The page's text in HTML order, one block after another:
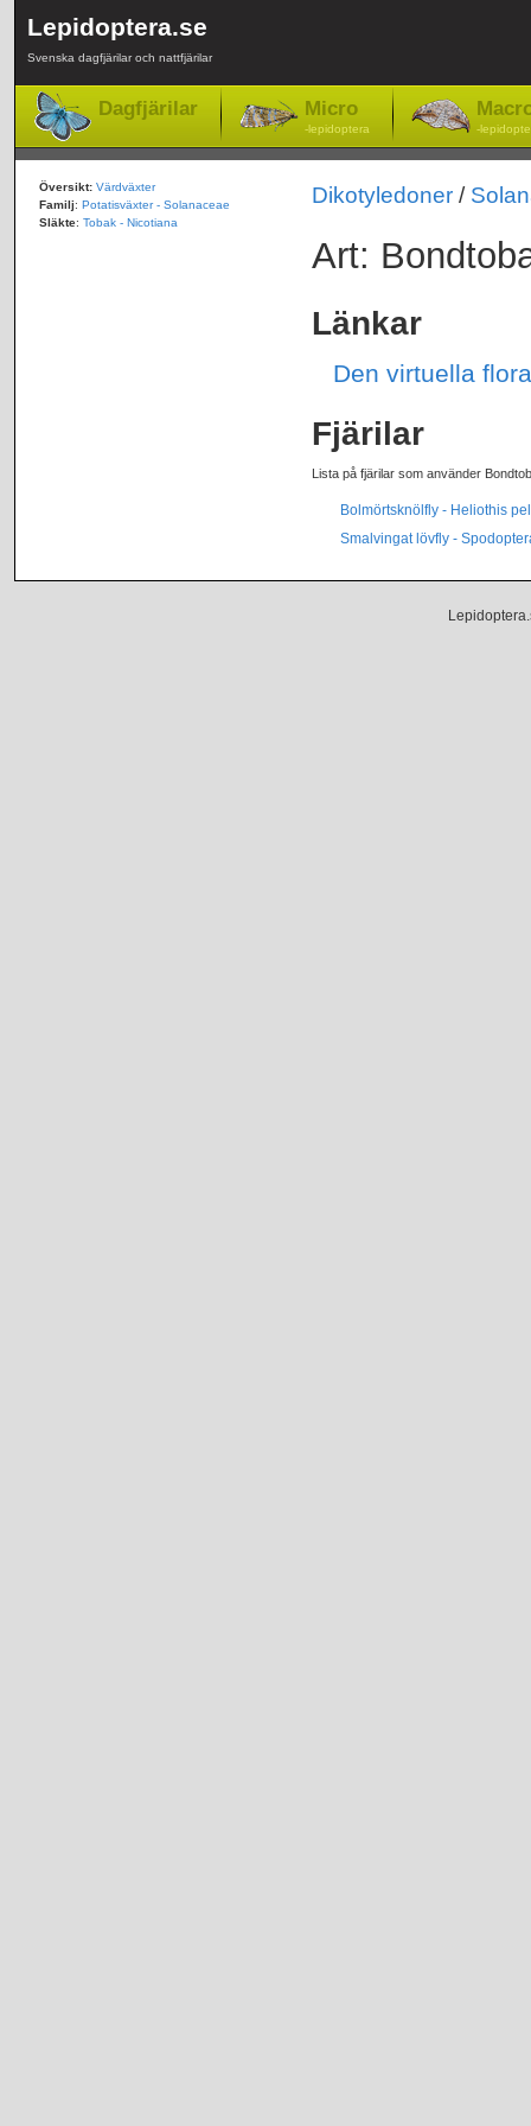
Lepidoptera.se
Svenska dagfjärilar och nattfjärilar
Dagfjärilar Micro
-lepidoptera -
Dikotyledoner/
Art:
Länkar
Den virtuella
Fjärilar
Lista på fjärilar som använder
Bolmörtsknölfly - Heliothis
Smalvingat lövfly -
Översikt: Värdväxter
Familj: Potatisväxter - Solanaceae
Släkte: Tobak - Nicotiana